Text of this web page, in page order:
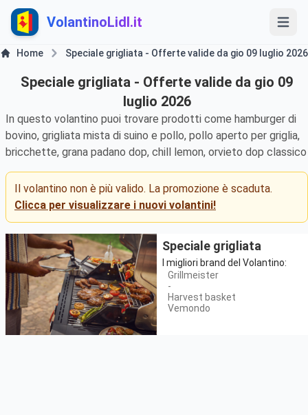
VolantinoLidl.it
Home Speciale grigliata - Offerte valide da gio 09 luglio 2026
Speciale grigliata - Offerte valide da gio 09
luglio 2026
In questo volantino puoi trovare prodotti come hamburger di
bovino, grigliata mista di suino e pollo, pollo aperto per griglia,
bricchette, grana padano dop, chill lemon, orvieto dop classico
Il volantino non è più valido. La promozione è scaduta.
Clicca per visualizzare i nuovi volantini!
Speciale grigliata
I migliori brand del Volantino:
Grillmeister
-
Harvest basket
Vemondo